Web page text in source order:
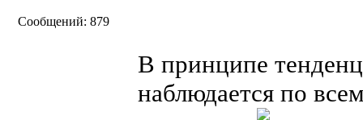
Сообщений: 879
В принципе
наблюдается по